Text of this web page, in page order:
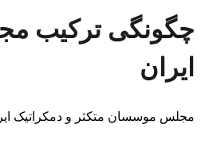
چگونگی ترکیب
ایران
مجلس موسسان متکثر و دمکراتیک